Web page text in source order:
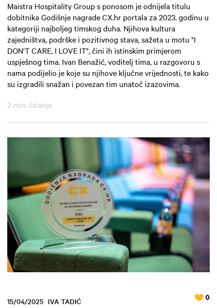
Maistra Hospitality Group s ponosom je odnijela titulu
dobitnika Godišnje nagrade CX.hr portala za 2023. godinu u
kategoriji najboljeg timskog duha. Njihova kultura
zajedništva, podrške i pozitivnog stava, sažeta u motu "I
DON'T CARE, I LOVE IT", čini ih istinskim primjerom
uspješnog tima. Ivan Benažić, voditelj tima, u razgovoru s
nama podijelio je koje su njihove ključne vrijednosti, te kako
su izgradili snažan i povezan tim unatoč izazovima.
2 min. čitanja
15/04/2025 IVA TADIĆ 0